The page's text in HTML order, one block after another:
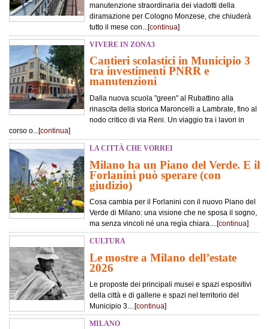
manutenzione straordinaria dei viadotti della
diramazione per Cologno Monzese, che chiuderà
tutto il mese con...[continua]
VIVERE IN ZONA3
Cantieri scolastici in Municipio 3
tra investimenti PNRR e
manutenzioni
Dalla nuova scuola "green" al Rubattino alla
rinascita della storica Maroncelli a Lambrate, fino al
nodo critico di via Reni. Un viaggio tra i lavori in
corso o...[continua]
LA CITTÀ CHE VORREI
Milano ha un Piano del Verde. E il
Forlanini può sperare (con
giudizio)
Cosa cambia per il Forlanini con il nuovo Piano del
Verde di Milano: una visione che ne sposa il sogno,
ma senza vincoli né una regìa chiara....[continua]
CULTURA
Le mostre a Milano dell’estate
2026
Le proposte dei principali musei e spazi espositivi
della città e di gallerie e spazi nel territorio del
Municipio 3....[continua]
MILANO